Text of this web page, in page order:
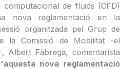
de fluids (CFD)
nova reglamentació en la
organitzada pel Grup de
la Comissió de Mobilitat -el
Albert Fàbrega, comentarista
aquesta nova reglamentació